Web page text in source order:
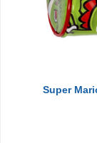
Super